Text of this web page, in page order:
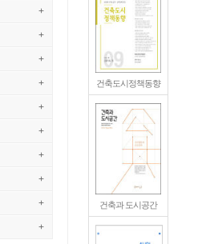
건축도시정책동향
건축과 도시공간
+
+
+
+
+
+
+
+
+
+